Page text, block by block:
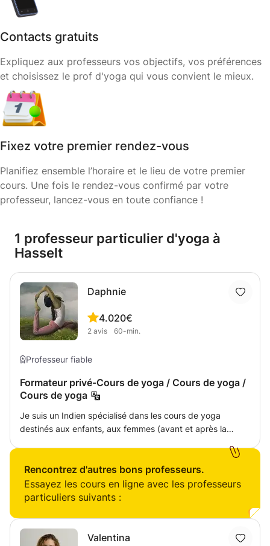
Contacts gratuits
Expliquez aux professeurs vos objectifs, vos préférences
et choisissez le prof d'yoga qui vous convient le mieux.
Fixez votre premier rendez-vous
Planifiez ensemble l’horaire et le lieu de votre premier
cours. Une fois le rendez-vous confirmé par votre
professeur, lancez-vous en toute confiance !
1 professeur particulier d'yoga à
Hasselt
Daphnie
4.0
2 avis
20€
60-min.
Professeur fiable
Formateur privé-Cours de yoga / Cours de yoga /
Cours de yoga
Je suis un Indien spécialisé dans les cours de yoga
destinés aux enfants, aux femmes (avant et après la
leçons peuvent être données aux débutants, aux niveaux
intermédiaires ou aux danseurs / sportifs qui souhaitent
obtenir plus de souplesse dans leur corps. Les leçons
peuvent également être données aux personnes ayant
neurodégénératives. Cela ne résultera peut-être pas en
un rétablissement complet, mais il y aurait une
Rencontrez d'autres bons professeurs.
Essayez les cours en ligne avec les professeurs
particuliers suivants :
Valentina